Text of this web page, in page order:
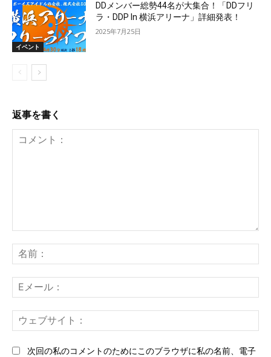
イベント
DDメンバー総勢44名が大集合！「DDフリ
ラ・DDP In 横浜アリーナ」詳細発表！
2025年7月25日
返事を書く
ン
ト：
前
メ
ー
ェ
次回の私のコメントのためにこのブラウザに私の名前、電子